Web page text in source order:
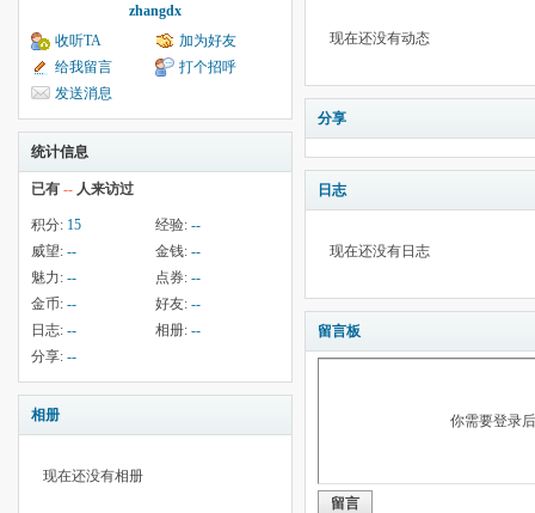
zhangdx
收听TA
加为好友
给我留言
打个招呼
发送消息
统计信息
已有 -- 人来访过
积分: 15 经验: --
威望: -- 金钱: --
魅力: -- 点券: --
金币: -- 好友: --
日志: -- 相册: --
分享: --
相册
现在还没有相册
现在还没有动态
分享
日志
现在还没有日志
留言板
你需要登录
留言